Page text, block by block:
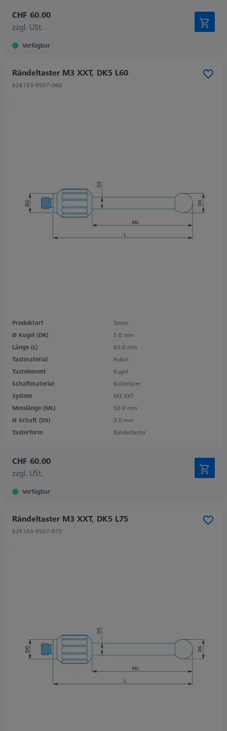
CHF 60.00
zzgl. USt.
Verfügbar
Rändeltaster M3 XXT, DK5 L60
626103-0507-060
Produktart
Taster
Ø Kugel (DK)
5.0 mm
Länge (L)
60.0 mm
Tastmaterial
Rubin
Tastelement
Kugel
Schaftmaterial
Kohlefaser
System
M3 XXT
Messlänge (ML)
50.0 mm
Ø Schaft (DS)
3.0 mm
Tasterform
Rändeltaster
CHF 60.00
zzgl. USt.
Verfügbar
Rändeltaster M3 XXT, DK5 L75
626103-0507-075